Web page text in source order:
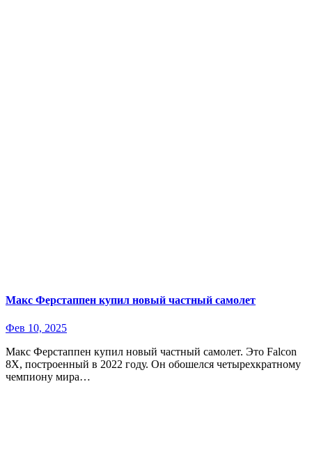
Макс Ферстаппен купил новый частный самолет
Фев 10, 2025
Макс Ферстаппен купил новый частный самолет. Это Falcon
8X, построенный в 2022 году. Он обошелся четырехкратному
чемпиону мира…